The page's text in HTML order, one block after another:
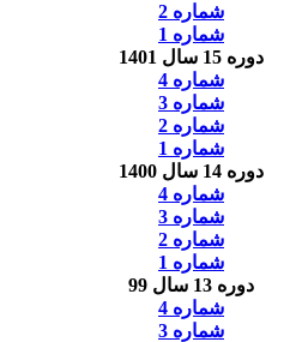
شماره 2
شماره 1
دوره 15 سال 1401
شماره 4
شماره 3
شماره 2
شماره 1
دوره 14 سال 1400
شماره 4
شماره 3
شماره 2
شماره 1
دوره 13 سال 99
شماره 4
شماره 3